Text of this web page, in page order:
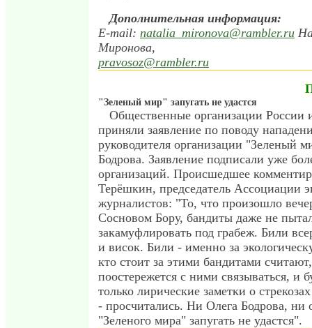
Дополнительная информация:
E-mail: natalia_mironova@rambler.ru
Миронова,
pravosoz@rambler.ru
"Зеленый мир" запугать не удастся
Общественные организации России
приняли заявление по поводу
руководителя организации "Зеленый
Бодрова. Заявление подписали уже
организаций. Происшедшее
Терёшкин, председатель Ассоциации
журналистов: "То, что произошло
Сосновом Бору, бандиты даже не
закамуфлировать под грабеж. Били
и висок. Били - именно за
кто стоит за этими бандитами
поостережется с ними связываться, и
только лирические заметки о
- просчитались. Ни Олега Бодрова, ни
"Зеленого мира" запугать не удастся".